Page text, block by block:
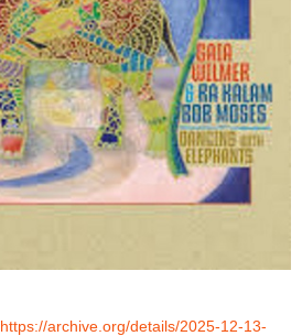
https://archive.org/details/2025-12-13-